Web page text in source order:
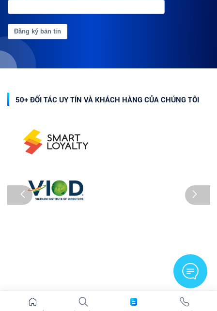
Đăng ký bản tin
50+ ĐỐI TÁC UY TÍN VÀ KHÁCH HÀNG CỦA CHÚNG TÔI